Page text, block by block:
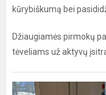
kūrybiškumą bei
Džiaugiamės pirmokų
tėveliams už aktyvų